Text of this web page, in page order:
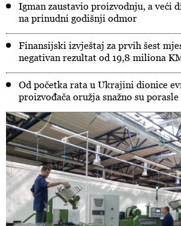
Igman zaustavio proizvodnju, a veći
na prinudni godišnji odmor
Finansijski izvještaj za prvih šest
negativan rezultat od 19,8 miliona
Od početka rata u Ukrajini dionice
proizvođača oružja snažno su porasle